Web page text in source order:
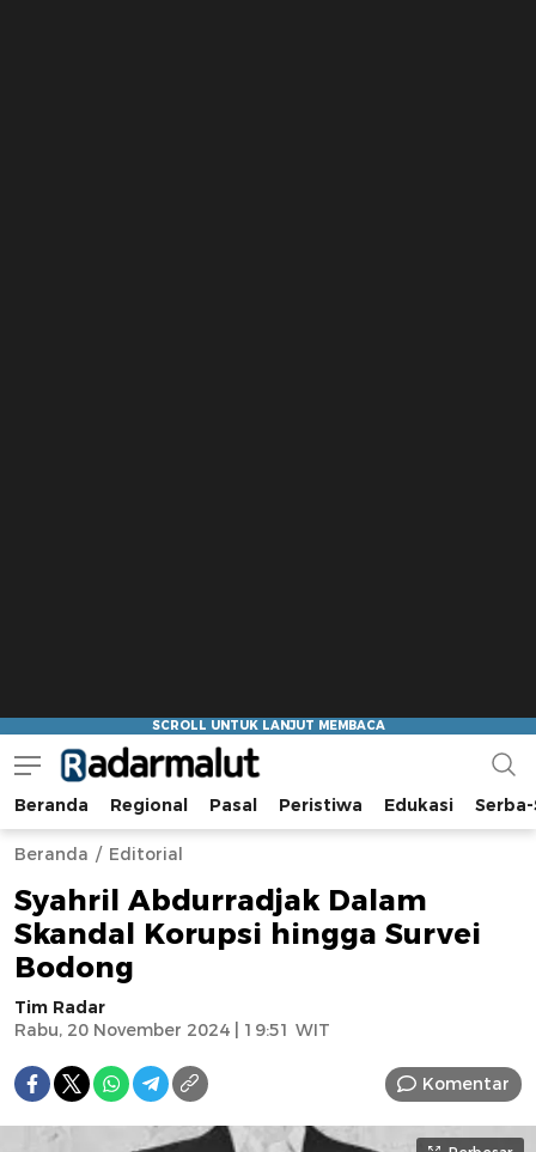
Radar Malut
Bacaan Nyindir
Beranda Regional Pasal Peristiwa Edukasi
Beranda Editorial
Syahril Abdurradjak Dalam
Skandal Korupsi hingga Survei
Bodong
Tim Radar
Rabu, 20 November 2024 | 19:51 WIT
Komentar